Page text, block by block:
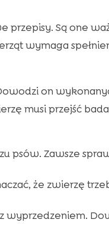
przepisy. Są one
wymaga
on
musi przejść
psów. Zawsze
że zwierzę
wyprzedzeniem.